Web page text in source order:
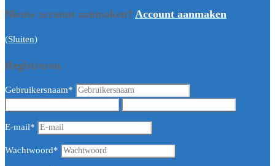
Nieuw account aanmaken? Account aanmaken
(Sluiten)
Registreren
Gebruikersnaam*
E-mail*
Wachtwoord*